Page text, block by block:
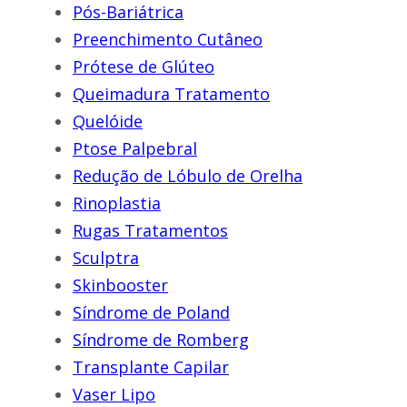
Pós-Bariátrica
Preenchimento Cutâneo
Prótese de Glúteo
Queimadura Tratamento
Quelóide
Ptose Palpebral
Redução de Lóbulo de Orelha
Rinoplastia
Rugas Tratamentos
Sculptra
Skinbooster
Síndrome de Poland
Síndrome de Romberg
Transplante Capilar
Vaser Lipo